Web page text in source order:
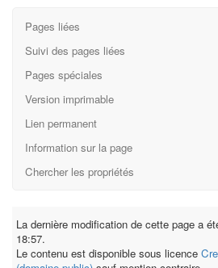
Pages liées
Suivi des pages liées
Pages spéciales
Version imprimable
Lien permanent
Information sur la page
Chercher les propriétés
La dernière modification de cette page a
18:57.
Le contenu est disponible sous licence